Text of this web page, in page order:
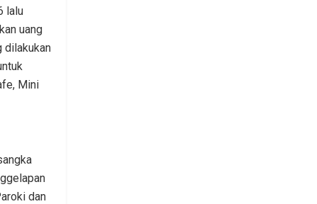
lalu
uang
dilakukan
Mini
dan